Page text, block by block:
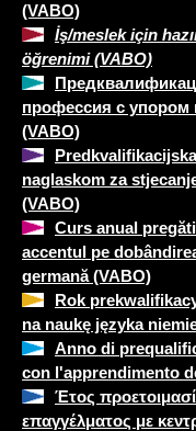
(VABO)
İş/meslek için
öğrenimi (VABO)
профессия с упором
(VABO)
naglaskom za
(VABO)
Curs anual
accentul pe
germană (VABO)
Rok
na naukę języka
Anno di
con l'apprendimento
Έτος
επαγγέλματος με